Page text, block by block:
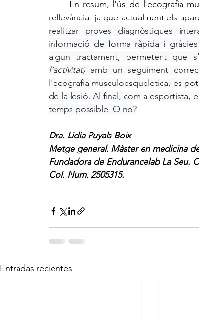
rellevància, ja que actualment els
realitzar proves diagnòstiques
informació de forma ràpida i
algun tractament, permetent que
l’activitat) amb un seguiment
l'ecografia musculoesqueletica, es
de la lesió. Al final, com a esportista,
temps possible. O no?
Dra. Lidia Puyals Boix
Metge general. Màster en medicina
Fundadora de Endurancelab La Seu.
Col. Num. 2505315.
Entradas recientes